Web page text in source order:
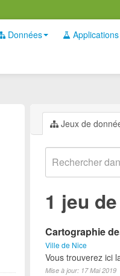
Données Applications
Jeux de
1 jeu
Cartographie
Ville de Nice
Vous trouverez ici
Mise à jour: 17 Mai 2019